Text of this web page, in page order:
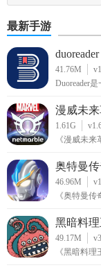
最新手游
duoreader
41.76M
Duoreader
漫威未
1.61G
《漫威未
奥特曼
46.96M
《奥特曼
黑暗料
49.17M
《黑暗料